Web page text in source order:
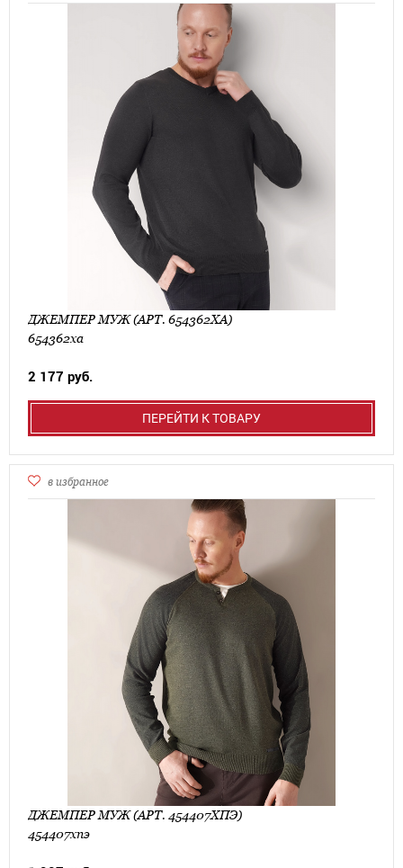
ДЖЕМПЕР МУЖ (АРТ. 654362ХА)
654362ха
2 177 руб.
ПЕРЕЙТИ К ТОВАРУ
в избранное
ДЖЕМПЕР МУЖ (АРТ. 454407ХПЭ)
454407хпэ